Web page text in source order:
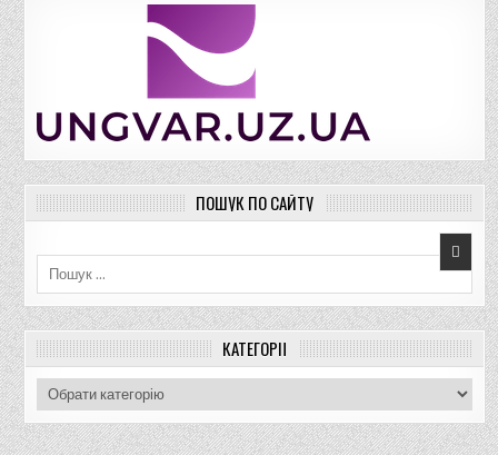
ПОШУК ПО САЙТУ
КАТЕГОРІЇ
а
т